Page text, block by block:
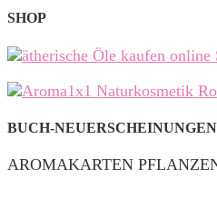
SHOP
BUCH-
AROMAKARTEN